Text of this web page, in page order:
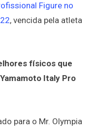
Figure no
, vencida pela atleta
físicos que
Italy Pro
para o Mr. Olympia